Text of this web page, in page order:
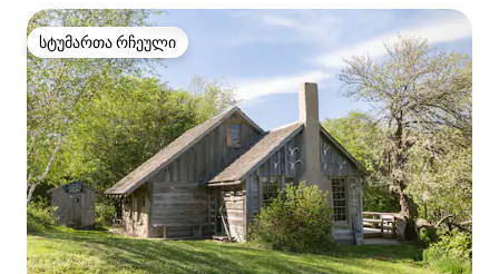
სტუმართა რჩეული
სტუმართა რჩეული